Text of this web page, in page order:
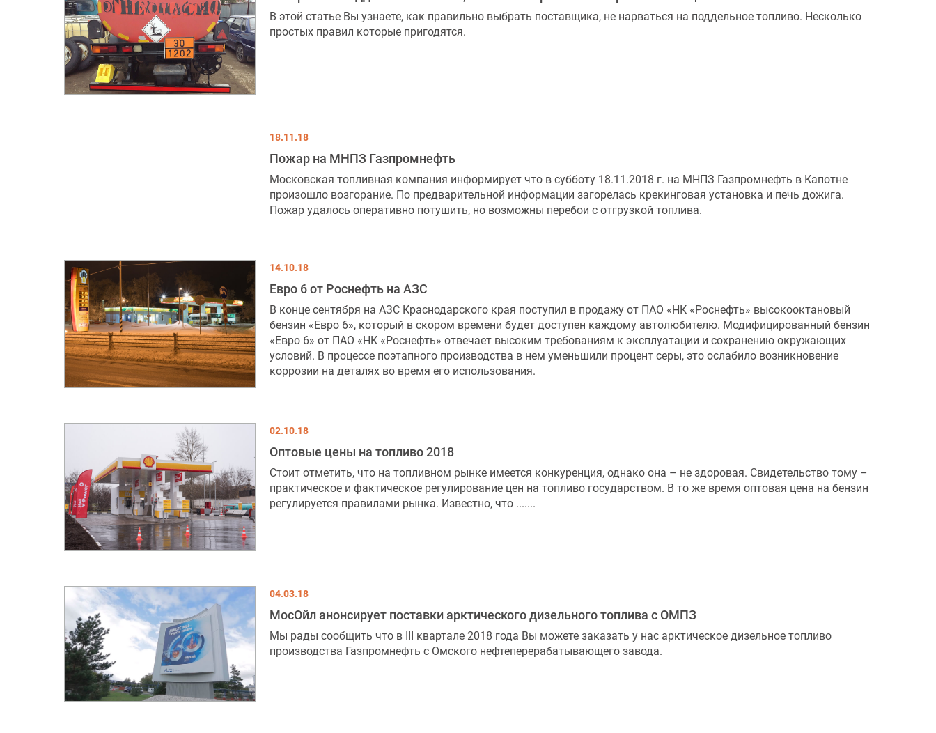
В этой статье Вы узнаете, как правильно выбрать поставщика, не нарваться на поддельное топливо. Несколько
простых правил которые пригодятся.
18.11.18
Пожар на МНПЗ Газпромнефть
Московская топливная компания информирует что в субботу 18.11.2018 г. на МНПЗ Газпромнефть в Капотне
произошло возгорание. По предварительной информации загорелась крекинговая установка и печь дожига.
Пожар удалось оперативно потушить, но возможны перебои с отгрузкой топлива.
14.10.18
Евро 6 от Роснефть на АЗС
В конце сентября на АЗС Краснодарского края поступил в продажу от ПАО «НК «Роснефть» высокооктановый
бензин «Евро 6», который в скором времени будет доступен каждому автолюбителю. Модифицированный бензин
«Евро 6» от ПАО «НК «Роснефть» отвечает высоким требованиям к эксплуатации и сохранению окружающих
условий. В процессе поэтапного производства в нем уменьшили процент серы, это ослабило возникновение
коррозии на деталях во время его использования.
02.10.18
Оптовые цены на топливо 2018
Стоит отметить, что на топливном рынке имеется конкуренция, однако она – не здоровая. Свидетельство тому –
практическое и фактическое регулирование цен на топливо государством. В то же время оптовая цена на бензин
регулируется правилами рынка. Известно, что .......
04.03.18
МосОйл анонсирует поставки арктического дизельного топлива с ОМПЗ
Мы рады сообщить что в III квартале 2018 года Вы можете заказать у нас арктическое дизельное топливо
производства Газпромнефть с Омского нефтеперерабатывающего завода.